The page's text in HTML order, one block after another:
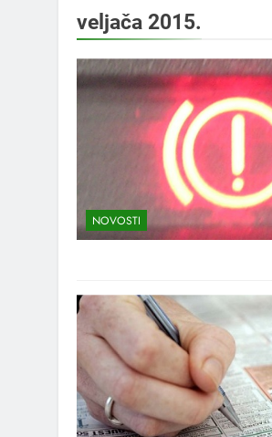
veljača 2015.
NOVOSTI